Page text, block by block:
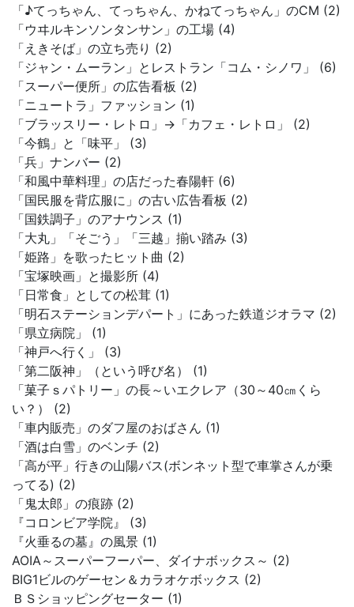
「♪てっちゃん、てっちゃん、かねてっちゃん」のCM (2)
「ウヰルキンソンタンサン」の工場 (4)
「えきそば」の立ち売り (2)
「ジャン・ムーラン」とレストラン「コム・シノワ」 (6)
「スーパー便所」の広告看板 (2)
「ニュートラ」ファッション (1)
「ブラッスリー・レトロ」→「カフェ・レトロ」 (2)
「今鶴」と「味平」 (3)
「兵」ナンバー (2)
「和風中華料理」の店だった春陽軒 (6)
「国民服を背広服に」の古い広告看板 (2)
「国鉄調子」のアナウンス (1)
「大丸」「そごう」「三越」揃い踏み (3)
「姫路」を歌ったヒット曲 (2)
「宝塚映画」と撮影所 (4)
「日常食」としての松茸 (1)
「明石ステーションデパート」にあった鉄道ジオラマ (2)
「県立病院」 (1)
「神戸へ行く」 (3)
「第二阪神」（という呼び名） (1)
「菓子ｓパトリー」の長～いエクレア（30～40㎝くら
い？） (2)
「車内販売」のダフ屋のおばさん (1)
「酒は白雪」のベンチ (2)
「高が平」行きの山陽バス(ボンネット型で車掌さんが乗
ってる) (2)
「鬼太郎」の痕跡 (2)
『コロンビア学院』 (3)
『火垂るの墓』の風景 (1)
AOIA～スーパーフーパー、ダイナボックス～ (2)
BIG1ビルのゲーセン＆カラオケボックス (2)
ＢＳショッピングセーター (1)